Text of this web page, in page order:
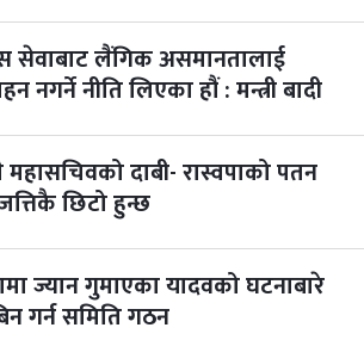
सेवाबाट लैंगिक असमानतालाई
नगर्ने नीति लिएका हौं : मन्त्री बादी
दाबी- रास्वपाको पतन
छिटो हुन्छ
ज्यान गुमाएका यादवको घटनाबारे
गर्न समिति गठन